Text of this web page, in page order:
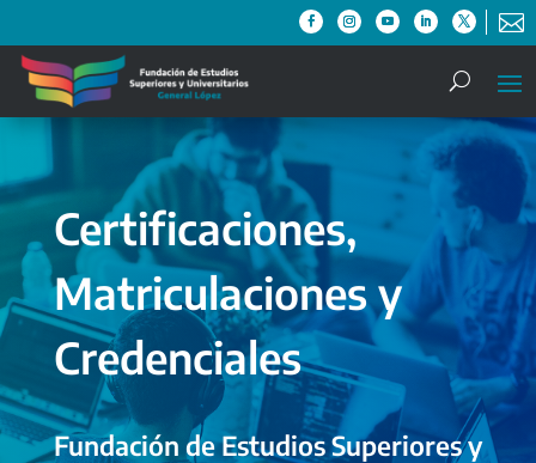

Certificaciones,
Matriculaciones y
Credenciales
Fundación de Estudios Superiores y